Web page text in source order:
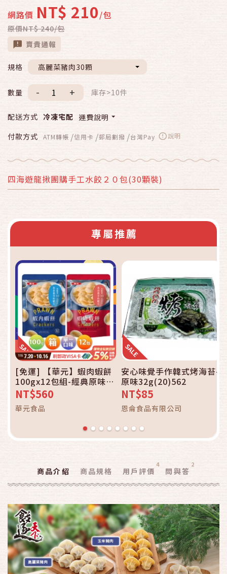
網路價 NT$ 210/包
原價NT$ 240/包
賣貴通報
規格 高麗菜豬肉30顆
數量 +
- 庫存>10件
配送方式 冷凍宅配 運費說明
付款方式
ATM轉帳 /信用卡 /郵局劃撥 /台灣Pay 說明
四海遊龍揪團購手工水餃２０包(30顆裝)
專屬推薦
[免運] 【華元】蝦肉蝦餅
100gx12包組-經典原味/
我好辣風味【中元滿誠意
中秋滿心意】
NT$560
華元食品
安心味覺手作韓式烤海苔-
原味32g(20)562
NT$85
恩侖食品有限公司
商品介紹 商品規格 用戶評價
4 2
問與答